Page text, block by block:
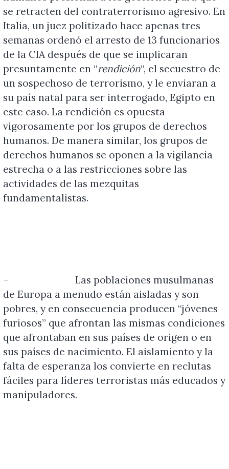
se retracten del contraterrorismo agresivo. En
Italia, un juez politizado hace apenas tres
semanas ordenó el arresto de 13 funcionarios
de la CIA después de que se implicaran
presuntamente en “rendición“, el secuestro de
un sospechoso de terrorismo, y le enviaran a
su país natal para ser interrogado, Egipto en
este caso. La rendición es opuesta
vigorosamente por los grupos de derechos
humanos. De manera similar, los grupos de
derechos humanos se oponen a la vigilancia
estrecha o a las restricciones sobre las
actividades de las mezquitas
fundamentalistas.
–
Las poblaciones musulmanas
de Europa a menudo están aisladas y son
pobres, y en consecuencia producen “jóvenes
furiosos” que afrontan las mismas condiciones
que afrontaban en sus países de origen o en
sus países de nacimiento. El aislamiento y la
falta de esperanza los convierte en reclutas
fáciles para líderes terroristas más educados y
manipuladores.